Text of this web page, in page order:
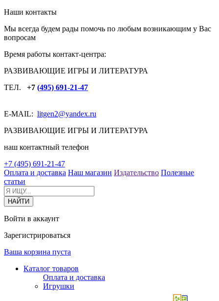
Наши контакты
Мы всегда будем рады помочь по любым возникающим у Вас
вопросам
Время работы контакт-центра:
РАЗВИВАЮЩИЕ ИГРЫ И ЛИТЕРАТУРА
ТЕЛ. +7 (495) 691-21-47
E-MAIL: litgen2@yandex.ru
РАЗВИВАЮЩИЕ ИГРЫ И ЛИТЕРАТУРА
наш контактный телефон
+7 (495) 691-21-47
Оплата и доставка Наш магазин Издательство Полезные
статьи
Войти в аккаунт
Зарегистрироваться
Ваша корзина пуста
Каталог товаров
Оплата и доставка
Игрушки